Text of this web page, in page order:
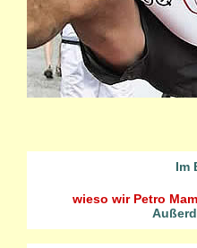
Im
wieso wir Petro